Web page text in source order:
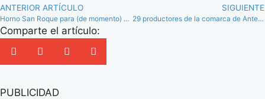
ANTERIOR ARTÍCULO
Horno San Roque para (de momento) su producción de molletes de Antequera
SIGUIENTE
29 productores de la comarca de Antequera, presentes en la Gran Feria Sabor a Málaga 2022
Comparte el artículo:
PUBLICIDAD